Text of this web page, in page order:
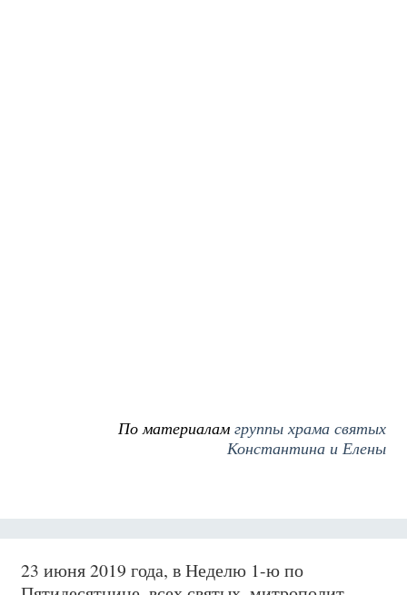
По материаламгруппы храма святых
Константина и Елены
23 июня 2019 года, в Неделю 1-ю по